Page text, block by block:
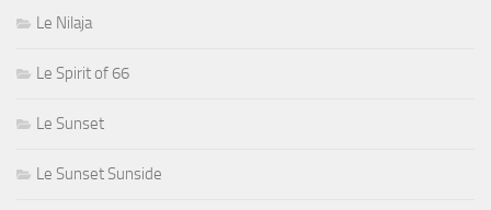
Le Nilaja
Le Spirit of 66
Le Sunset
Le Sunset Sunside